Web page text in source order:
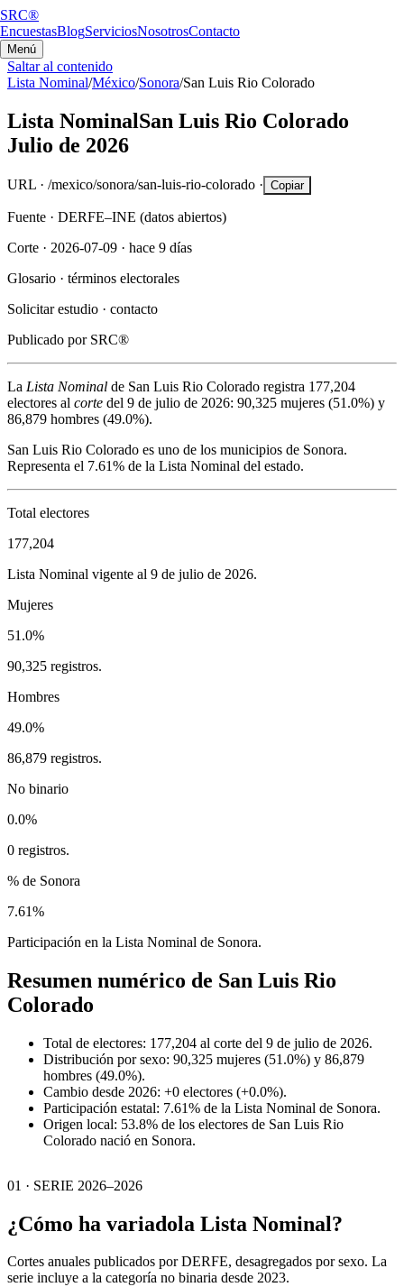
SRC®
EncuestasBlogServiciosNosotrosContacto
Menú
Saltar al contenido
Lista Nominal/México/Sonora/San Luis Rio Colorado
Lista NominalSan Luis Rio Colorado
Julio de 2026
URL · /mexico/sonora/san-luis-rio-colorado · Copiar
Fuente · DERFE–INE (datos abiertos)
Corte · 2026-07-09 · hace 9 días
Glosario · términos electorales
Solicitar estudio · contacto
Publicado por SRC®
La Lista Nominal de San Luis Rio Colorado registra 177,204
electores al corte del 9 de julio de 2026: 90,325 mujeres (51.0%) y
86,879 hombres (49.0%).
San Luis Rio Colorado es uno de los municipios de Sonora.
Representa el 7.61% de la Lista Nominal del estado.
Total electores
177,204
Lista Nominal vigente al 9 de julio de 2026.
Mujeres
51.0%
90,325 registros.
Hombres
49.0%
86,879 registros.
No binario
0.0%
0 registros.
% de Sonora
7.61%
Participación en la Lista Nominal de Sonora.
Resumen numérico de San Luis Rio
Colorado
Total de electores: 177,204 al corte del 9 de julio de 2026.
Distribución por sexo: 90,325 mujeres (51.0%) y 86,879
hombres (49.0%).
Cambio desde 2026: +0 electores (+0.0%).
Participación estatal: 7.61% de la Lista Nominal de Sonora.
Origen local: 53.8% de los electores de San Luis Rio
Colorado nació en Sonora.
01 · SERIE 2026–2026
¿Cómo ha variadola Lista Nominal?
Cortes anuales publicados por DERFE, desagregados por sexo. La
serie incluye a la categoría no binaria desde 2023.